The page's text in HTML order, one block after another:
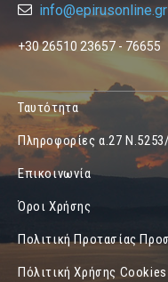
info@epirusonline.gr
+30 26510 23657 - 76655
Ταυτότητα
Πληροφορίες α.27
Επικοινωνία
Όροι Χρήσης
Πολιτική Προτασίας
Πόλιτική Χρήσης Cookies